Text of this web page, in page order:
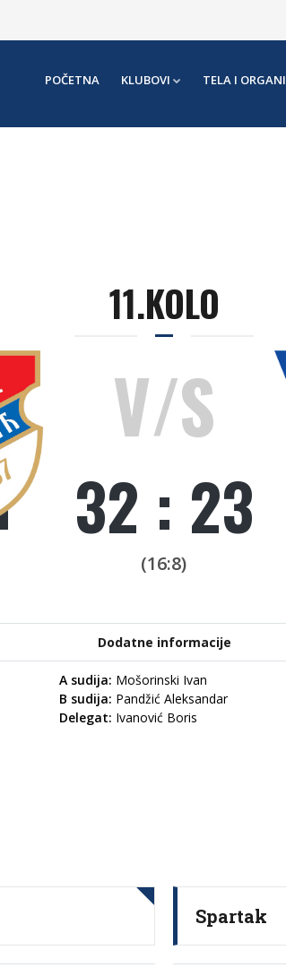
POČETNA KLUBOVI TELA I ORGANI
11.KOLO
V/S
32 : 23
(16:8)
Dodatne informacije
A sudija: Mošorinski Ivan
B sudija: Pandžić Aleksandar
Delegat: Ivanović Boris
Spartak